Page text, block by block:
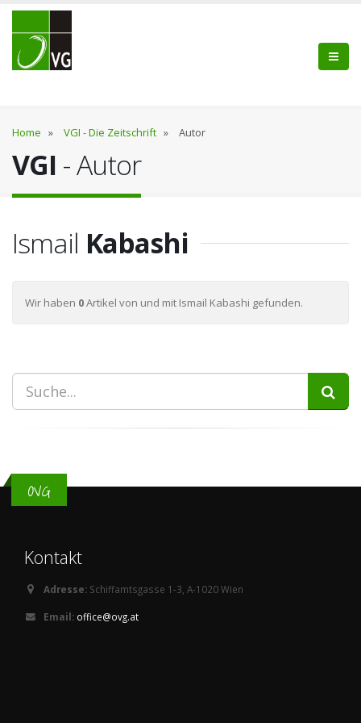
Home » VGI - Die Zeitschrift » Autor
VGI - Autor
Ismail Kabashi
Wir haben 0Artikel von und mit Ismail Kabashi gefunden.
OVG
Kontakt
Adresse: Schiffamtsgasse 1-3, A-1020 Wien
Email: office@ovg.at